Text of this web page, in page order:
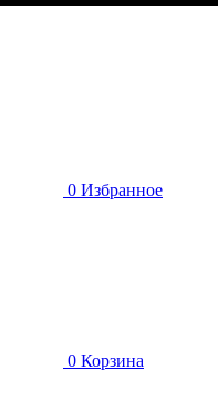
0 Избранное
0 Корзина